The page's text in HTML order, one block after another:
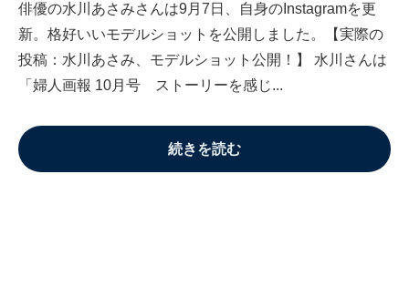
俳優の水川あさみさんは9月7日、自身のInstagramを更
新。格好いいモデルショットを公開しました。【実際の
投稿：水川あさみ、モデルショット公開！】 水川さんは
「婦人画報 10月号 ストーリーを感じ...
続きを読む